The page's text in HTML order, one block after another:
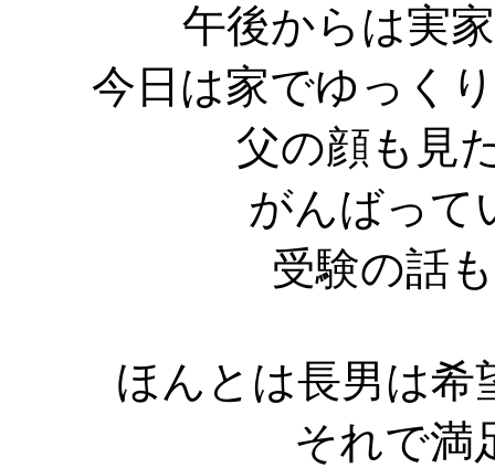
午後からは実
今日は家でゆっく
父の顔も見
がんばって
受験の話
ほんとは長男は希
それで満